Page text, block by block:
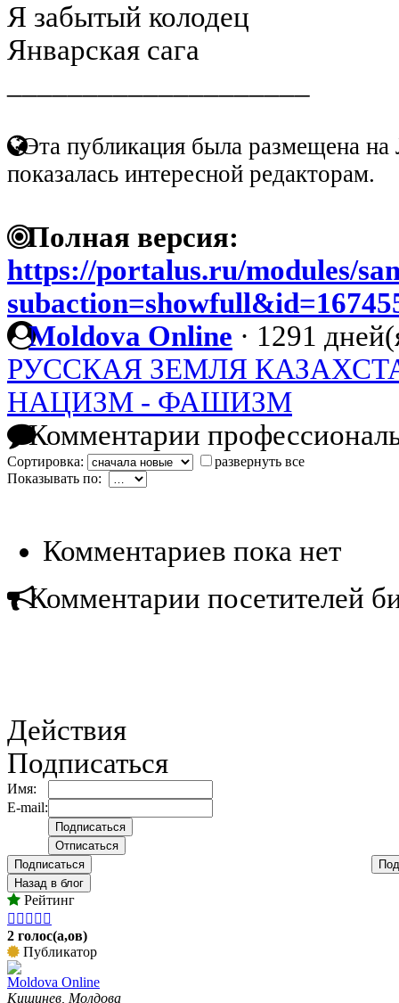
Я забытый колодец
Январская сага
Эта публикация была размещена на
показалась интересной редакторам.
Полная версия:
https://portalus.ru/modules/
Moldova Online · 1291
РУССКАЯ ЗЕМЛЯ
НАЦИЗМ - ФАШИЗМ
Комментарии
Сортировка:
развернуть все
Показывать по:
Комментариев пока нет
Комментарии посетителей
Действия
Подписаться
Имя:
E-mail:
Подписаться
Назад в блог
Рейтинг
    
2 голос(а,ов)
Публикатор
Moldova Online
Кишинев, Молдова